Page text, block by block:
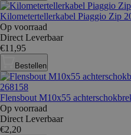
Kilometertellerkabel Piaggio Zip
Op voorraad
Direct Leverbaar
€11,95
Bestellen
Flensbout M10x55
Op voorraad
Direct Leverbaar
€2,20